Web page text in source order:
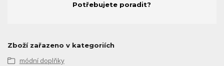
Potřebujete poradit?
Zboží zařazeno v kategoriích
módní doplňky